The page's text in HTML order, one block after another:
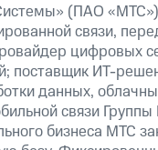
(ПАО
связи,
цифровых
поставщик ИТ-
данных,
связи
бизнеса МТС